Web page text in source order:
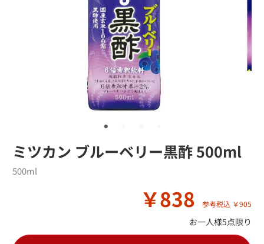
ミツカン ブルーベリー黒酢 500ml
￥838 参考税込 ￥905
お一人様5点限り
500ml